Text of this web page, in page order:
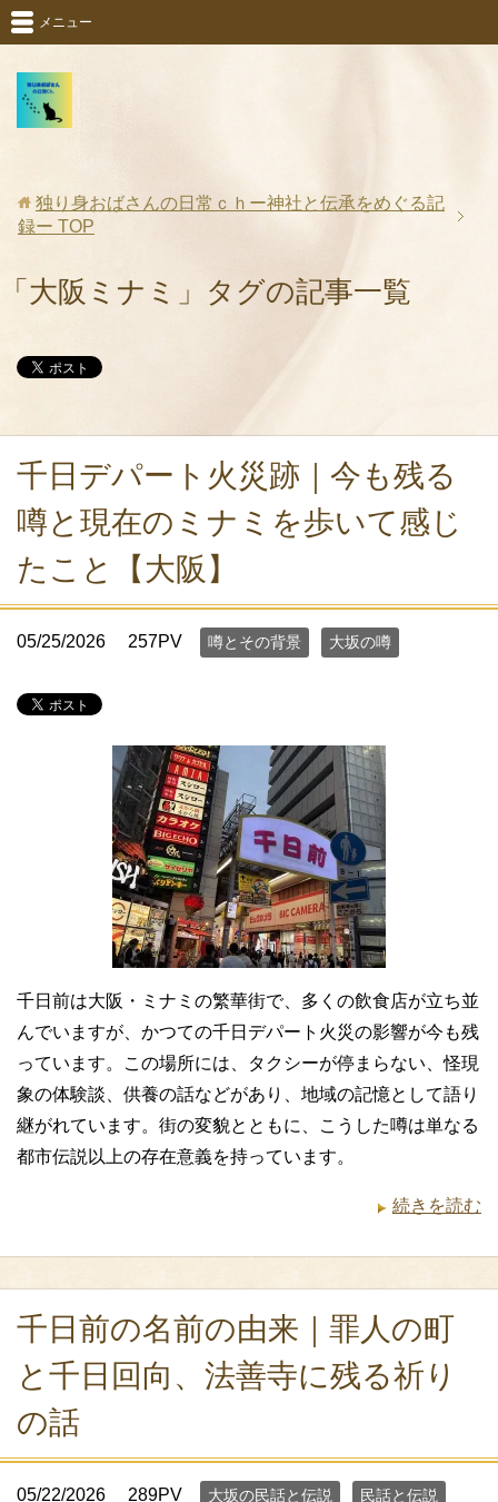
メニュー
独り身おばさんの日常ｃｈー神社と伝承をめぐる記
録ー TOP
「大阪ミナミ」タグの記事一覧
千日デパート火災跡｜今も残る
噂と現在のミナミを歩いて感じ
たこと【大阪】
05/25/2026 257PV 噂とその背景 大坂の噂
千日前は大阪・ミナミの繁華街で、多くの飲食店が立ち並
んでいますが、かつての千日デパート火災の影響が今も残
っています。この場所には、タクシーが停まらない、怪現
象の体験談、供養の話などがあり、地域の記憶として語り
継がれています。街の変貌とともに、こうした噂は単なる
都市伝説以上の存在意義を持っています。
続きを読む
千日前の名前の由来｜罪人の町
と千日回向、法善寺に残る祈り
の話
05/22/2026 289PV 大坂の民話と伝説 民話と伝説